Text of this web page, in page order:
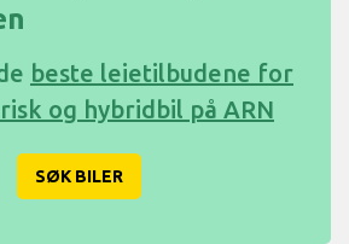
beste leietilbudene for
og hybridbil på ARN
SØK BILER